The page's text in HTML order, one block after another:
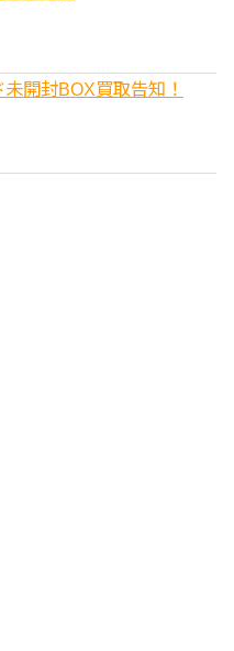
開封BOX買取告知！